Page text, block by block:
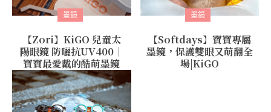
墨鏡
【Zori】KiGO 兒童太
陽眼鏡 防曬抗UV400｜
寶寶最愛戴的酷萌墨鏡
墨鏡
【Softdays】寶寶專屬
墨鏡，保護雙眼又萌翻全
場|KiGO